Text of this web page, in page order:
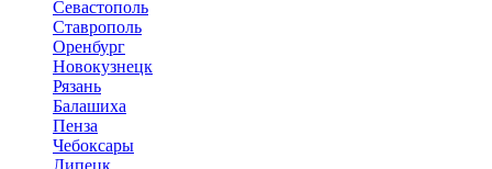
Севастополь
Ставрополь
Оренбург
Новокузнецк
Рязань
Балашиха
Пенза
Чебоксары
Липецк